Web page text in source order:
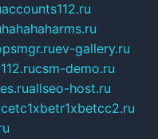
accounts112.ru
hahahaharms.ru
ev-gallery.ru
csm-demo.ru
allseo-host.ru